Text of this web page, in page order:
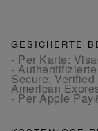
GESICHERTE
- Per Karte:
-
Secure:
American
- Per Apple